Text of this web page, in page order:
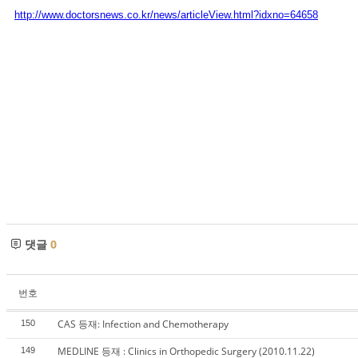
http://www.doctorsnews.co.kr/news/articleView.html?idxno=64658
댓글 0
번호
150 CAS 등재: Infection and Chemotherapy
149 MEDLINE 등재 : Clinics in Orthopedic Surgery (2010.11.22)